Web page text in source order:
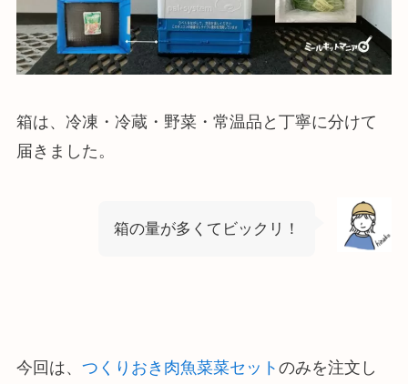
箱は、冷凍・冷蔵・野菜・常温品と丁寧に分けて
届きました。
箱の量が多くてビックリ！
今回は、 つくりおき肉魚菜菜セット のみを注文し